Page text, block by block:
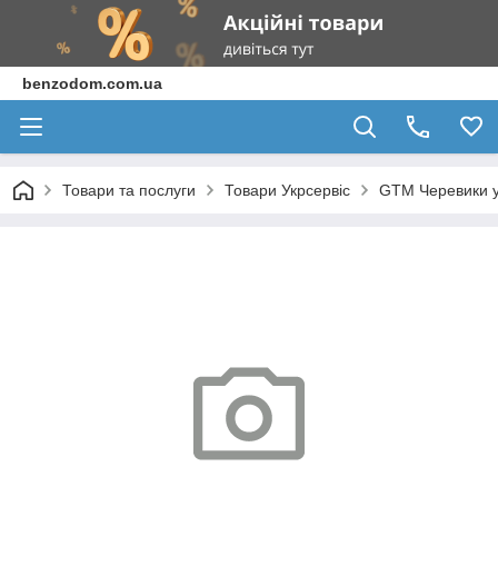
benzodom.com.ua
Товари та послуги Товари Укрсервіс GTM Черевики